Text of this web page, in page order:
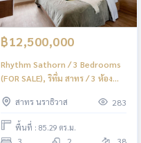
฿12,500,000
Rhythm Sathorn / 3 Bedrooms
(FOR SALE), ริทึ่ม สาทร / 3 ห้อง
สาทร นราธิวาส
283
พื้นที่ : 85.29 ตร.ม.